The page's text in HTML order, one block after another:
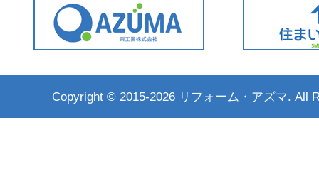
Copyright © 2015-2026 リフォーム・アズマ. All